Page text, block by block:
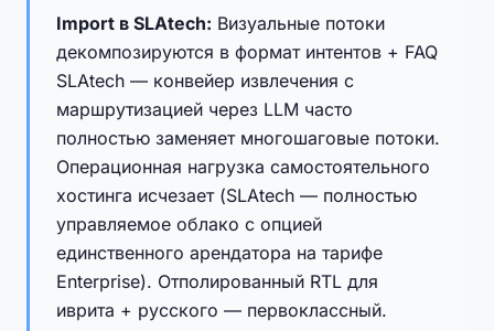
Import в SLAtech: Визуальные потоки
декомпозируются в формат интентов + FAQ
SLAtech — конвейер извлечения с
маршрутизацией через LLM часто
полностью заменяет многошаговые потоки.
Операционная нагрузка самостоятельного
хостинга исчезает (SLAtech — полностью
управляемое облако с опцией
единственного арендатора на тарифе
Enterprise). Отполированный RTL для
иврита + русского — первоклассный.